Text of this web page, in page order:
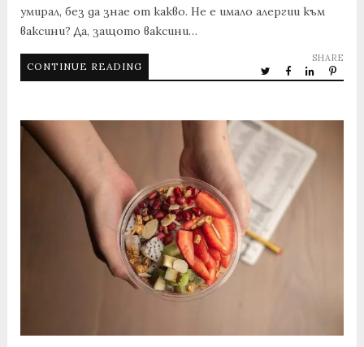
умирал, без да знае от какво. Не е имало алергии към
ваксини? Да, защото ваксини…
CONTINUE READING
SHARE